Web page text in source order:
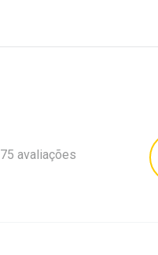
75 avaliações